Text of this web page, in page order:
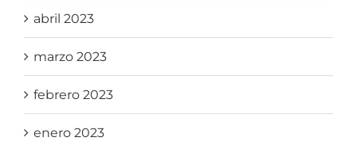
abril 2023
marzo 2023
febrero 2023
enero 2023